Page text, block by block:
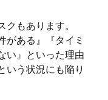
もあります。
がある』『タイミ
い』といった理由
いう状況にも陥り